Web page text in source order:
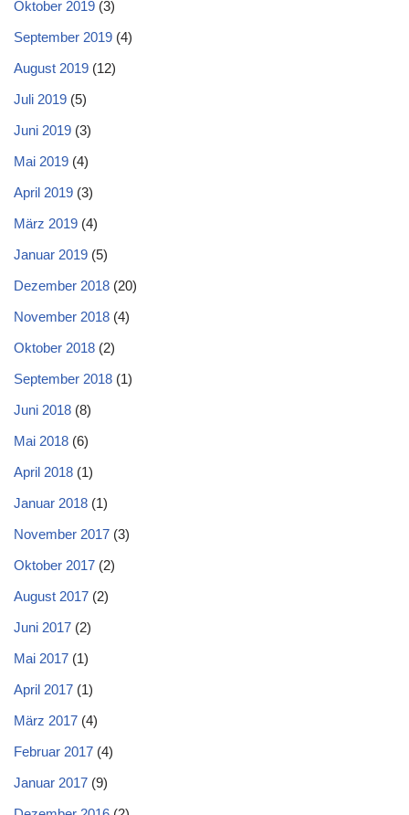
Oktober 2019 (3)
September 2019 (4)
August 2019 (12)
Juli 2019 (5)
Juni 2019 (3)
Mai 2019 (4)
April 2019 (3)
März 2019 (4)
Januar 2019 (5)
Dezember 2018 (20)
November 2018 (4)
Oktober 2018 (2)
September 2018 (1)
Juni 2018 (8)
Mai 2018 (6)
April 2018 (1)
Januar 2018 (1)
November 2017 (3)
Oktober 2017 (2)
August 2017 (2)
Juni 2017 (2)
Mai 2017 (1)
April 2017 (1)
März 2017 (4)
Februar 2017 (4)
Januar 2017 (9)